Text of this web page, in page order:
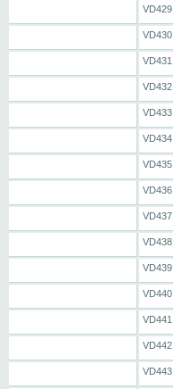
VD429
VD430
VD431
VD432
VD433
VD434
VD435
VD436
VD437
VD438
VD439
VD440
VD441
VD442
VD443